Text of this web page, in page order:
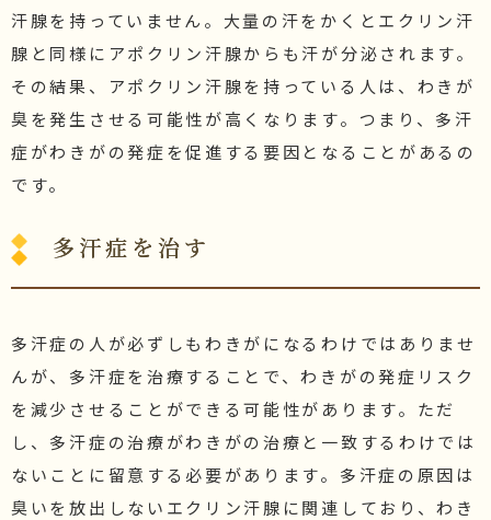
汗腺を持っていません。大量の汗をかくとエクリン汗
腺と同様にアポクリン汗腺からも汗が分泌されます。
その結果、アポクリン汗腺を持っている人は、わきが
臭を発生させる可能性が高くなります。つまり、多汗
症がわきがの発症を促進する要因となることがあるの
です。
多汗症を治す
多汗症の人が必ずしもわきがになるわけではありませ
んが、多汗症を治療することで、わきがの発症リスク
を減少させることができる可能性があります。ただ
し、多汗症の治療がわきがの治療と一致するわけでは
ないことに留意する必要があります。多汗症の原因は
臭いを放出しないエクリン汗腺に関連しており、わき